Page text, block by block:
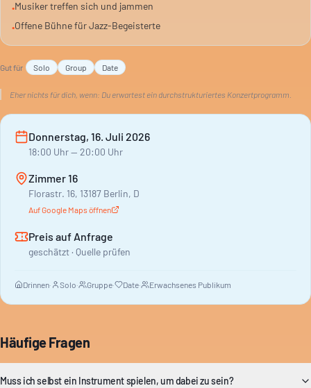
zu starten.
•Musiker treffen sich und jammen
•Offene Bühne für Jazz-Begeisterte
Gut für Solo Group Date
Eher nichts für dich, wenn: Du erwartest ein durchstrukturiertes Konzertprogramm.
Donnerstag, 16. Juli 2026
18:00 Uhr— 20:00 Uhr
Zimmer 16
Florastr. 16, 13187 Berlin, D
Auf Google Maps öffnen
Preis auf Anfrage
geschätzt · Quelle prüfen
Drinnen· Solo· Gruppe· Date· Erwachsenes Publikum
Häufige Fragen
Muss ich selbst ein Instrument spielen, um dabei zu sein?